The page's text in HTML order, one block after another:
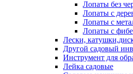
Лопаты без
Лопаты с
Лопаты с
Лопаты с
Лески,
Другой садовый
Инструмент для
Лейка садовые